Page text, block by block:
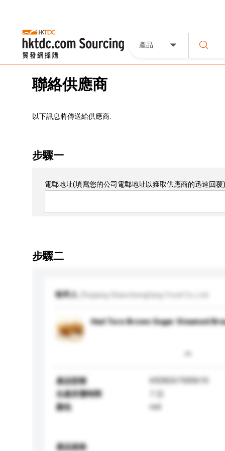
產品
聯絡供應商
以下訊息將傳送給供應商:
步驟一
電郵地址(填寫您的公司電郵地址以獲取供應商的迅速回覆)
步驟二
收件人 Zhejiang Shanzhengfang Food Co.,Ltd.
Had Tore Brown Sugar Steamed
產品型號
6928267500610
生產所需時間
顏色
red
產品規格